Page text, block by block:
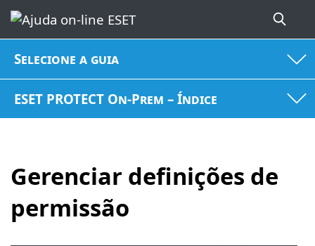
Selecione a guia
ESET PROTECT On-Prem – Índice
Gerenciar definições de
permissão